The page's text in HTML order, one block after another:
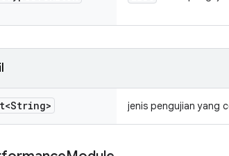
jenis pengujian yang